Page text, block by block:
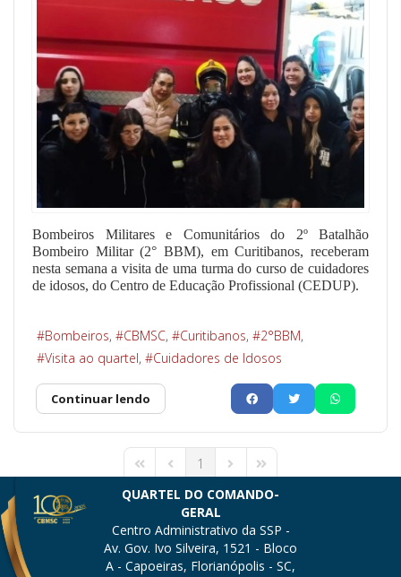
Bombeiros Militares e Comunitários do 2º Batalhão
Bombeiro Militar (2° BBM), em Curitibanos, receberam
nesta semana a visita de uma turma do curso de cuidadores
de idosos, do Centro de Educação Profissional (CEDUP).
Bombeiros CBMSC Curitibanos
2°BBM
Visita ao quartel
Cuidadores de Idosos
Continuar lendo
First PagePrevious Page
1 Next PageLast Page
QUARTEL DO COMANDO-
GERAL
Centro Administrativo da SSP -
Av. Gov. Ivo Silveira, 1521 - Bloco
A - Capoeiras, Florianópolis - SC,